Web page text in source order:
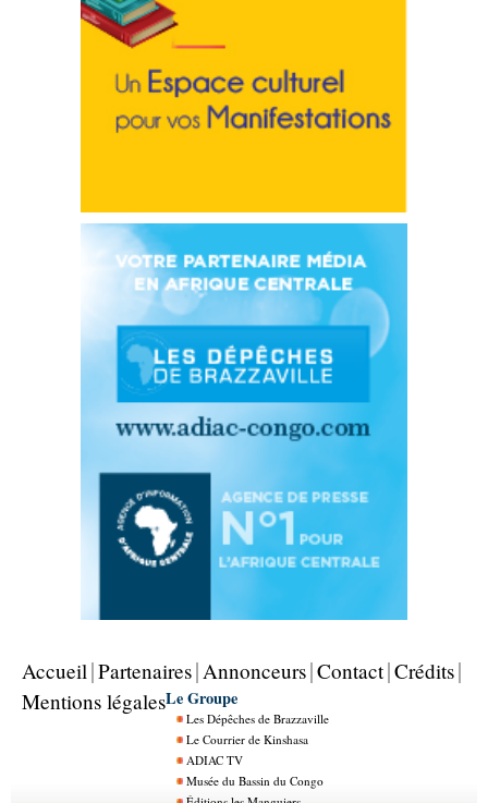
Accueil Partenaires Annonceurs Contact Crédits
Mentions légalesLe Groupe
Les Dépêches de Brazzaville
Le Courrier de Kinshasa
ADIAC TV
Musée du Bassin du Congo